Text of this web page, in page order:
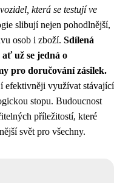
která se testují ve
slibují nejen pohodlnější,
osob i zboží. Sdílená
už se jedná o
pro doručování zásilek.
efektivněji využívat stávající
stopu. Budoucnost
příležitostí, které
svět pro všechny.